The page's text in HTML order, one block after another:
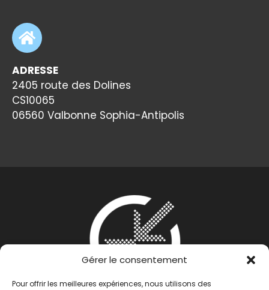
Gérer le consentement
Pour offrir les meilleures expériences, nous utilisons des
ADRESSE
2405 route des Dolines
CS10065
06560 Valbonne Sophia-Antipolis